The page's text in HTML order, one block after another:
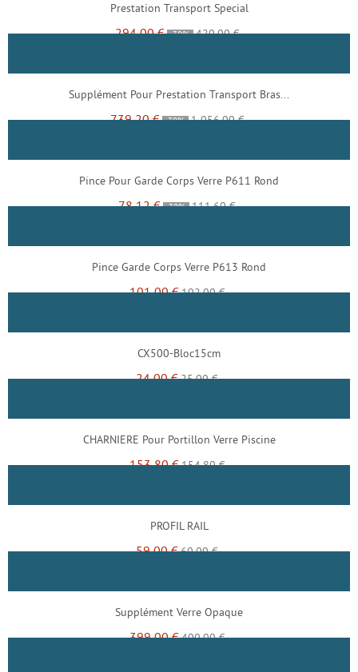
Prestation Transport Special
294,00 € -30% 420,00 €
Supplément Pour Prestation Transport Bras...
739,20 € -30% 1 056,00 €
Pince Pour Garde Corps Verre P611 Rond
78,12 € -30% 111,60 €
Pince Garde Corps Verre P613 Rond
101,00 €102,00 €
CX500-Bloc15cm
24,00 €25,00 €
CHARNIERE Pour Portillon Verre Piscine
153,80 €154,80 €
PROFIL RAIL
59,00 €60,00 €
Supplément Verre Opaque
399,00 €400,00 €